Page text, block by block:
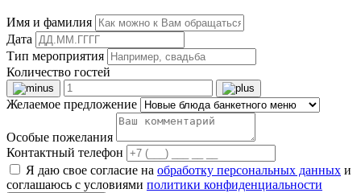
Имя и фамилия
Дата
Тип мероприятия
Количество гостей
Желаемое предложение
Особые пожелания
Контактный телефон
Я даю свое согласие на обработку персональных данных и
соглашаюсь с условиями политики конфиденциальности